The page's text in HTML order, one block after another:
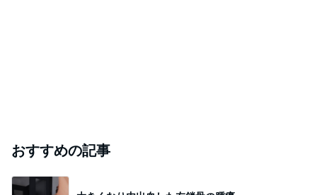
おすすめの記事